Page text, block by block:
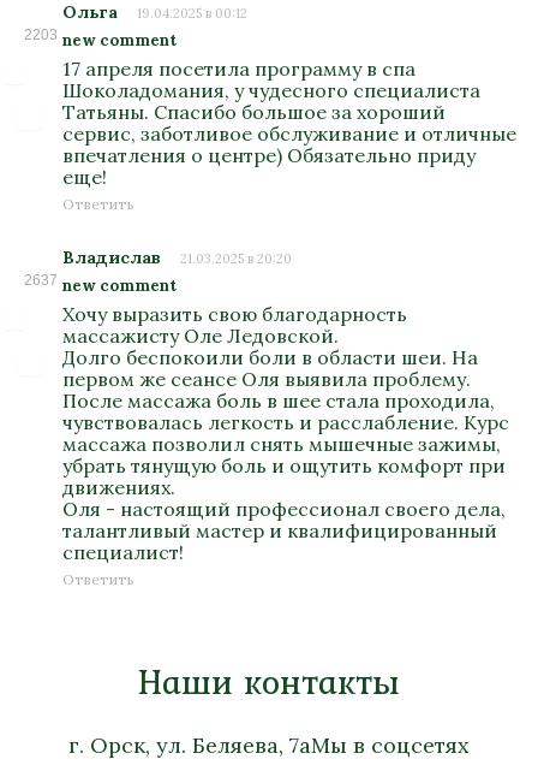
2203
Ольга 19.04.2025 в 00:12
new comment
17 апреля посетила программу в спа
Шоколадомания, у чудесного специалиста
Татьяны. Спасибо большое за хороший
сервис, заботливое обслуживание и отличные
впечатления о центре) Обязательно приду
еще!
Ответить
2637
Владислав 21.03.2025 в 20:20
new comment
Хочу выразить свою благодарность
массажисту Оле Ледовской.
Долго беспокоили боли в области шеи. На
первом же сеансе Оля выявила проблему.
После массажа боль в шее стала проходила,
чувствовалась легкость и расслабление. Курс
массажа позволил снять мышечные зажимы,
убрать тянущую боль и ощутить комфорт при
движениях.
Оля - настоящий профессионал своего дела,
талантливый мастер и квалифицированный
специалист!
Ответить
Наши контакты
г. Орск, ул. Беляева, 7аМы в соцсетях